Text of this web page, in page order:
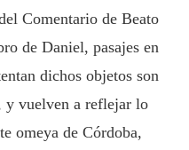
Comentario de Beato
de Daniel, pasajes en
dichos objetos son
y vuelven a reflejar lo
omeya de Córdoba,